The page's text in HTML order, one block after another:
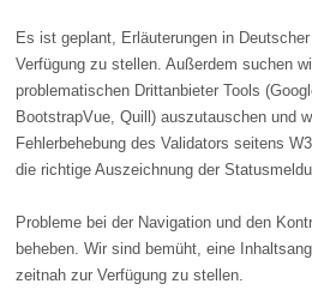
Es ist geplant, Erläuterungen in
Verfügung zu stellen. Außerdem suchen
problematischen Drittanbieter Tools
BootstrapVue, Quill) auszutauschen und
Fehlerbehebung des Validators seitens
die richtige Auszeichnung der
​​​​​​​Probleme bei der Navigation und den
beheben. Wir sind bemüht, eine
zeitnah zur Verfügung zu stellen.